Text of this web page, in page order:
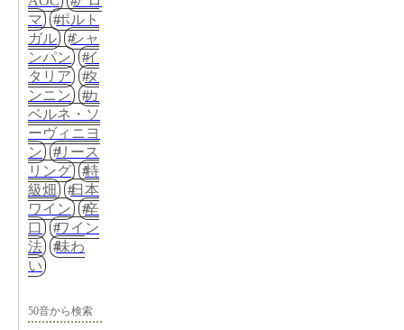
マ
ポルト
ガル
シャ
ンパン
イ
タリア
タ
ンニン
カ
ベルネ・ソ
ーヴィニヨ
ン
リース
リング
特
級畑
日本
ワイン
辛
口
ワイン
法
味わ
い
50音から検索